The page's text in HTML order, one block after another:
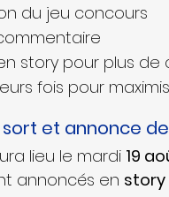
du jeu concours
story pour plus de
fois pour
et annonce
lieu le mardi 19
annoncés en story